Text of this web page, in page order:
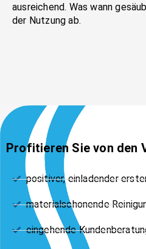
ausreichend. Was wann
der Nutzung ab.
Profitieren Sie von den
positiver, einladender
materialschonende
eingehende